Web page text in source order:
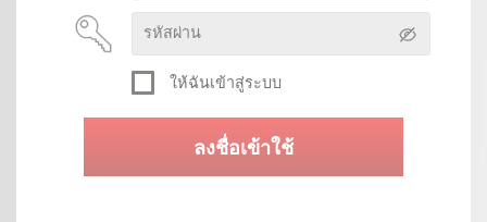
ให้ฉันเข้าสู่ระบบ
ลงชื่อเข้าใช้